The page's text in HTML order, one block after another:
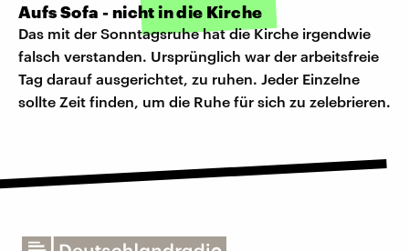
Aufs Sofa - nicht in die Kirche
Das mit der Sonntagsruhe hat die Kirche irgendwie
falsch verstanden. Ursprünglich war der arbeitsfreie
Tag darauf ausgerichtet, zu ruhen. Jeder Einzelne
sollte Zeit finden, um die Ruhe für sich zu zelebrieren.